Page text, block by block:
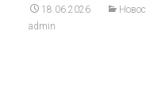
18.06.2026
admin